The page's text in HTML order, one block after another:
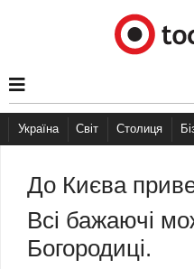
Україна Світ Столиця
До Києва
Всі бажаючі
Богородиці.